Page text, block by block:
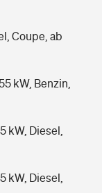
Coupe, ab
kW, Benzin,
kW, Diesel,
kW, Diesel,